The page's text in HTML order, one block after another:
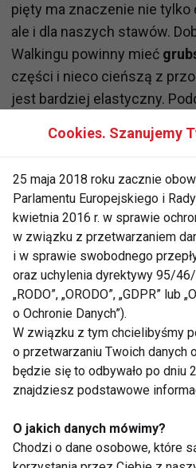
pięty ma znaczenie nie
ale i dla naszych stawów.
Walkingu powinny mieć
części i nieco cieńszą z
jest bardziej elastyczny.
spróbuj zgiąć podeszwę,
równomiernie i przybierać
Jeżeli widzisz, że but „składa
odstaw go na półkę i
rozejrzeć się za modelami z
firmy Vibram lub V-Lite marki
Wysokiej jakości podeszwy
amortyzacja ale i
Jarosław Gewinner,
marki Hi-Tec – Producenci
zapewniały dobrą
nawierzchni. To szczególnie
Cookies. Szanujemy
25 maja 2018 roku zacznie
Parlamentu Europejskiego i
kwietnia 2016 r. w sprawie
w związku z przetwarzaniem
i w sprawie swobodnego
oraz uchylenia dyrektywy 95/
„RODO”, „ORODO”, „GDPR”
o Ochronie Danych”).
W związku z tym chcielibyśmy
o przetwarzaniu Twoich danych
będzie się to odbywało po dniu
znajdziesz podstawowe
O jakich danych mówimy?
Chodzi o dane osobowe, które